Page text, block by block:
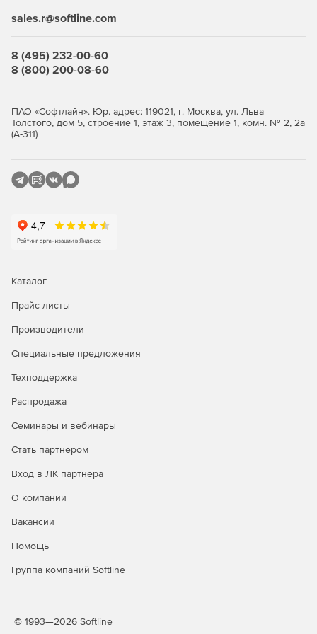
выноски, позиционные обозначения и размеры;
трубопровода/воздуховода, так и всей модели
целиком – с автоматической простановкой размеров,
генерируется изометрическая схема трубопровода
размеров, выносок, позиционных обозначений;
шаблонов, включенных в комплект поставки. Кроме
того, имеется возможность самостоятельно добавлять
автоматически заполняться с сохранением
в форматах MS Word, MS Excel, Rich Text Format (RTF)
(спецификация на лист, экспликация на лист).
sales.r@softline.com
8 (495) 232-00-60
8 (800) 200-08-60
ПАО «Софтлайн». Юр. адрес: 119021, г. Москва, ул. Льва
Толстого, дом 5, строение 1, этаж 3, помещение 1, комн. № 2, 2а
(А-311)
Каталог
Прайс-листы
Производители
Специальные предложения
Техподдержка
Распродажа
Семинары и вебинары
Стать партнером
Вход в ЛК партнера
О компании
Вакансии
Помощь
Группа компаний Softline
© 1993—2026 Softline